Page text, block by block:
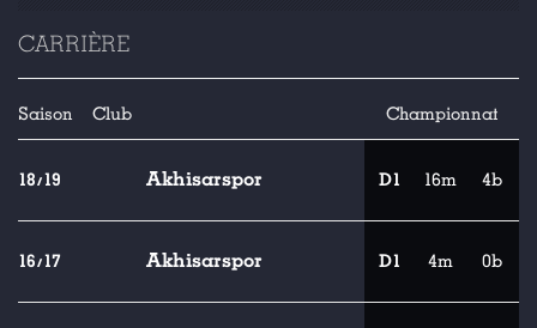
CARRIÈRE
Saison Club Championnat
18/19 Akhisarspor D1 16m 4b
16/17 Akhisarspor D1 4m 0b